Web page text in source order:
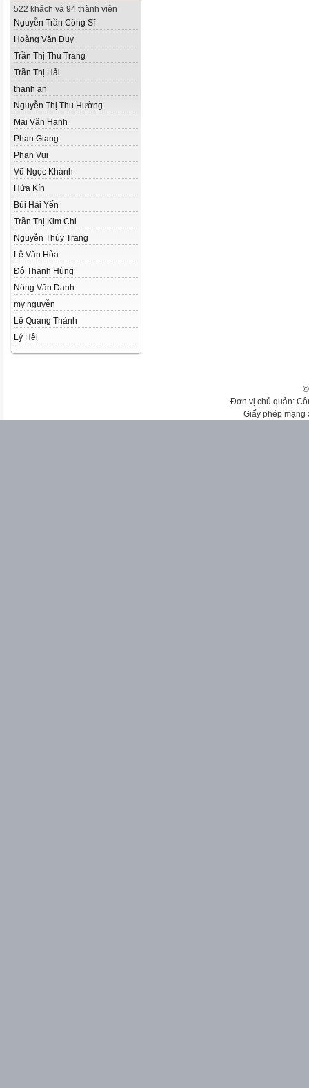
522 khách và 94 thành viên
Nguyễn Trần Công Sĩ
Hoàng Văn Duy
Trần Thị Thu Trang
Trần Thị Hải
thanh an
Nguyễn Thị Thu Hường
Mai Văn Hạnh
Phan Giang
Phan Vui
Vũ Ngọc Khánh
Hứa Kín
Bùi Hải Yến
Trần Thị Kim Chi
Nguyễn Thùy Trang
Lê Văn Hòa
Đỗ Thanh Hùng
Nông Văn Danh
my nguyễn
Lê Quang Thành
Lý Hêl
Đơn vị chủ quản:
Giấy phép mạng